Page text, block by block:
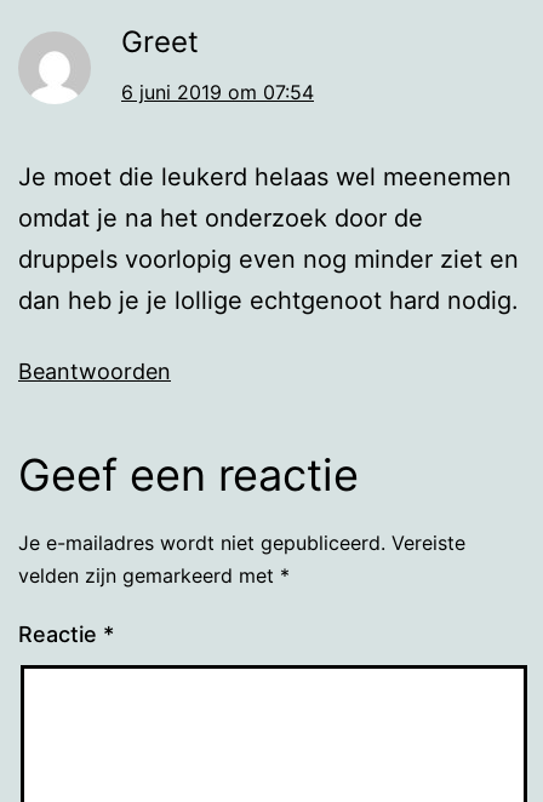
Greet
6 juni 2019 om 07:54
Je moet die leukerd helaas wel meenemen
omdat je na het onderzoek door de
druppels voorlopig even nog minder ziet en
dan heb je je lollige echtgenoot hard nodig.
Beantwoorden
Geef een reactie
Je e-mailadres wordt niet gepubliceerd. Vereiste
velden zijn gemarkeerd met *
Reactie *